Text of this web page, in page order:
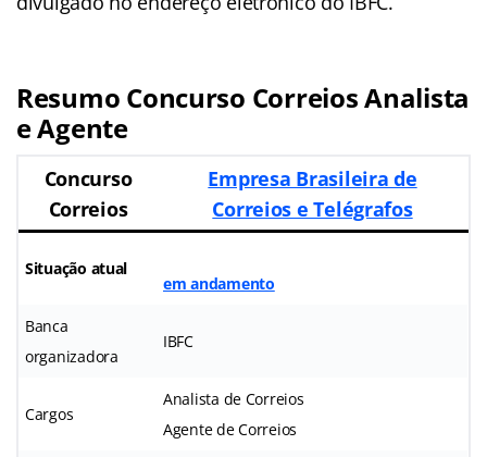
Resumo Concurso Correios Analista
e Agente
Concurso
Correios
Empresa Brasileira de
Correios e Telégrafos
Situação atual
em andamento
Banca
organizadora
IBFC
Cargos
Analista de Correios
Agente de Correios